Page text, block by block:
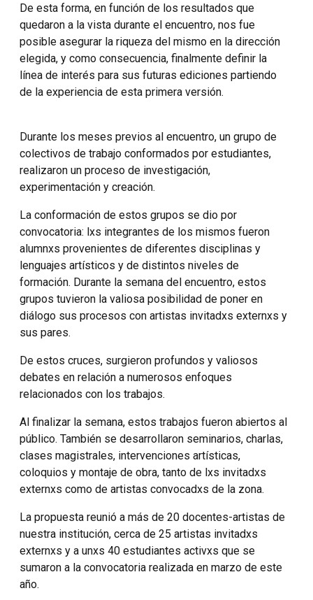
De esta forma, en función de los resultados que
quedaron a la vista durante el encuentro, nos fue
posible asegurar la riqueza del mismo en la dirección
elegida, y como consecuencia, finalmente definir la
línea de interés para sus futuras ediciones partiendo
de la experiencia de esta primera versión.
Durante los meses previos al encuentro, un grupo de
colectivos de trabajo conformados por estudiantes,
realizaron un proceso de investigación,
experimentación y creación.
La conformación de estos grupos se dio por
convocatoria: lxs integrantes de los mismos fueron
alumnxs provenientes de diferentes disciplinas y
lenguajes artísticos y de distintos niveles de
formación. Durante la semana del encuentro, estos
grupos tuvieron la valiosa posibilidad de poner en
diálogo sus procesos con artistas invitadxs externxs y
sus pares.
De estos cruces, surgieron profundos y valiosos
debates en relación a numerosos enfoques
relacionados con los trabajos.
Al finalizar la semana, estos trabajos fueron abiertos al
público. También se desarrollaron seminarios, charlas,
clases magistrales, intervenciones artísticas,
coloquios y montaje de obra, tanto de lxs invitadxs
externxs como de artistas convocadxs de la zona.
La propuesta reunió a más de 20 docentes-artistas de
nuestra institución, cerca de 25 artistas invitadxs
externxs y a unxs 40 estudiantes activxs que se
sumaron a la convocatoria realizada en marzo de este
año.